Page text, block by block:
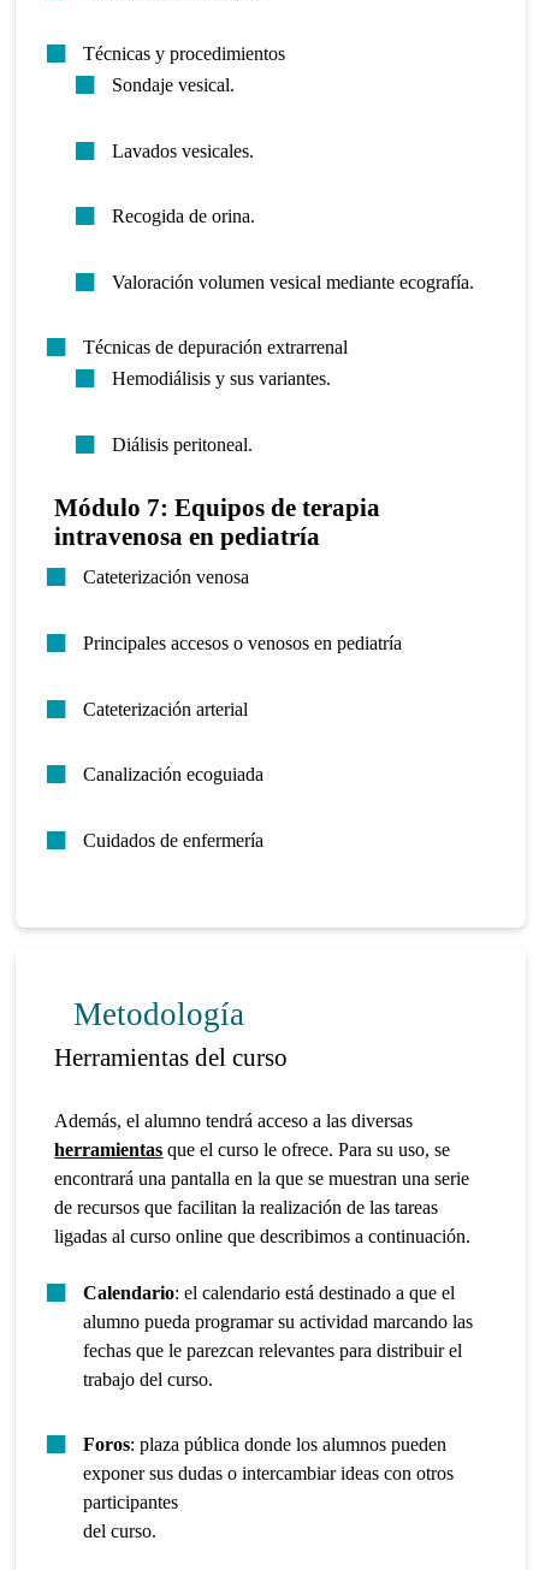
Técnicas y procedimientos
Sondaje vesical.
Lavados vesicales.
Recogida de orina.
Valoración volumen vesical mediante ecografía.
Técnicas de depuración extrarrenal
Hemodiálisis y sus variantes.
Diálisis peritoneal.
Módulo 7: Equipos de terapia
intravenosa en pediatría
Cateterización venosa
Principales accesos o venosos en pediatría
Cateterización arterial
Canalización ecoguiada
Cuidados de enfermería
Metodología
Herramientas del curso
Además, el alumno tendrá acceso a las diversas
herramientas que el curso le ofrece. Para su uso, se
encontrará una pantalla en la que se muestran una serie
de recursos que facilitan la realización de las tareas
ligadas al curso online que describimos a continuación.
Calendario: el calendario está destinado a que el
alumno pueda programar su actividad marcando las
fechas que le parezcan relevantes para distribuir el
trabajo del curso.
Foros: plaza pública donde los alumnos pueden
exponer sus dudas o intercambiar ideas con otros
participantes
del curso.